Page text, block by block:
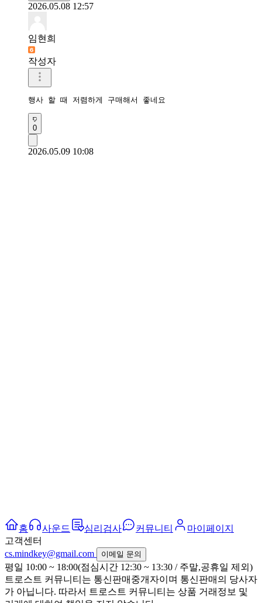
2026.05.08 12:57
임현희
작성자
행사 할 때 저렴하게 구매해서 좋네요
0
2026.05.09 10:08
홈 사운드 심리검사 커뮤니티
마이페이지
고객센터
cs.mindkey@gmail.com
이메일 문의
평일 10:00 ~ 18:00(점심시간 12:30 ~ 13:30 / 주말,공휴일 제외)
트로스트 커뮤니티는 통신판매중개자이며 통신판매의 당사자
가 아닙니다. 따라서 트로스트 커뮤니티는 상품 거래정보 및